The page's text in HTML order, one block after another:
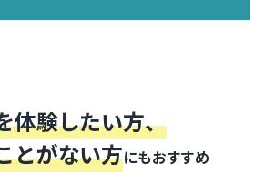
体験したい方、
とがない方にもおすすめ